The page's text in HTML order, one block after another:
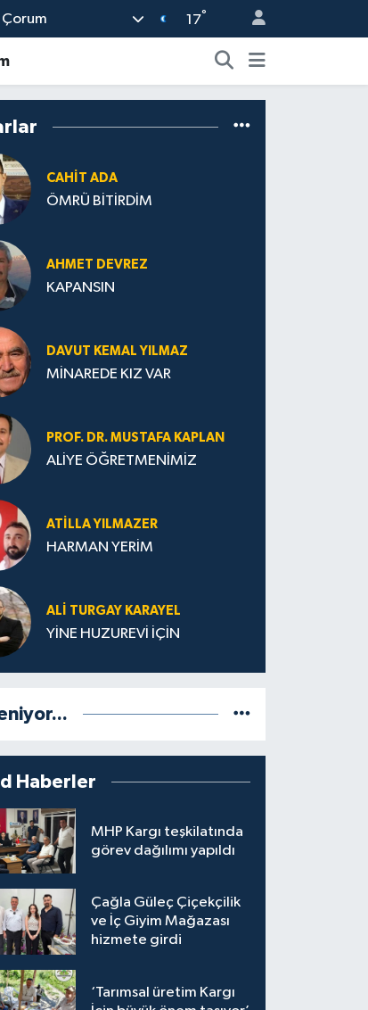
Çorum 17°
CAHIT ADA
ÖMRÜ BİTİRDİM
AHMET DEVREZ
KAPANSIN
DAVUT KEMAL YILMAZ
MİNAREDE KIZ VAR
PROF. DR. MUSTAFA KAPLAN
ALİYE ÖĞRETMENİMİZ
ATILLA YILMAZER
HARMAN YERİM
ALI TURGAY KARAYEL
YİNE HUZUREVİ İÇİN
Haberler
MHP Kargı teşkilatında
görev dağılımı yapıldı
Çağla Güleç Çiçekçilik
ve İç Giyim Mağazası
hizmete girdi
‘Tarımsal üretim Kargı